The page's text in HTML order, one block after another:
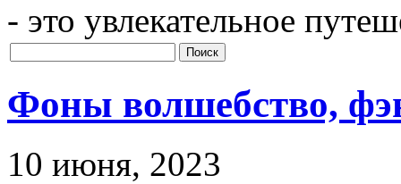
- это увлекательное
Фоны волшебство,
10 июня, 2023